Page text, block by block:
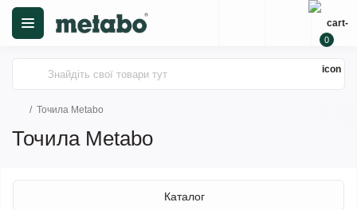
0
Точила Metabo
Точила Metabo
Каталог